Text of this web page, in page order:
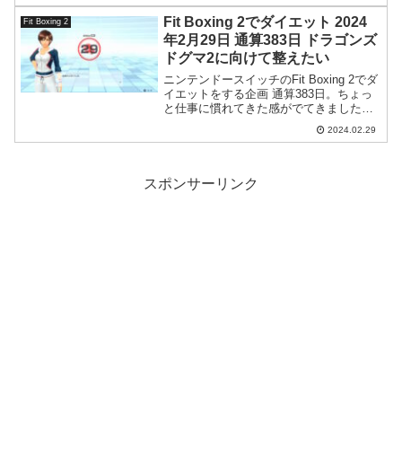
Fit Boxing 2
Fit Boxing 2でダイエット 2024
年2月29日 通算383日 ドラゴンズ
ドグマ2に向けて整えたい
ニンテンドースイッチのFit Boxing 2でダ
イエットをする企画 通算383日。ちょっ
と仕事に慣れてきた感がでてきました。
が運動するほどの余力は無いわけでし
2024.02.29
スポンサーリンク